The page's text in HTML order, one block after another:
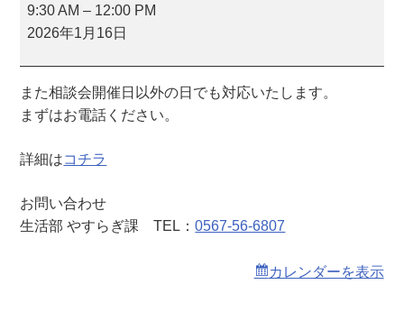
祭
相
9:30 AM – 12:00 PM
2026年1月16日
また相談会開催日以外の日でも対応いたします。
まずはお電話ください。
詳細はコチラ
お問い合わせ
生活部 やすらぎ課 TEL：0567-56-6807
カレンダーを表示